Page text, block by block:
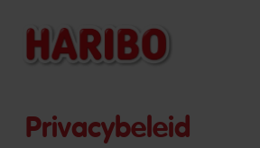
Privacybeleid